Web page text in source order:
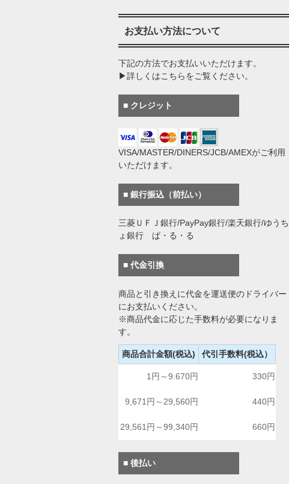
お支払い方法について
下記の方法でお支払いいただけます。
▶詳しくはこちらをご覧ください。
■ クレジット
VISA/MASTER/DINERS/JCB/AMEXがご利用
いただけます。
■ 銀行振込（前払い）
三菱ＵＦＪ銀行/PayPay銀行/楽天銀行/ゆうち
ょ銀行 ぱ・る・る
■ 代金引換
商品と引き換えに代金を運送便のドライバー
にお支払いください。
※商品代金に応じた手数料が必要になりま
す。
商品合計金額(税込) 代引手数料(税込）
1円～9.670円 330円
9,671円～29,560円 440円
29,561円～99,340円 660円
■ 後払い